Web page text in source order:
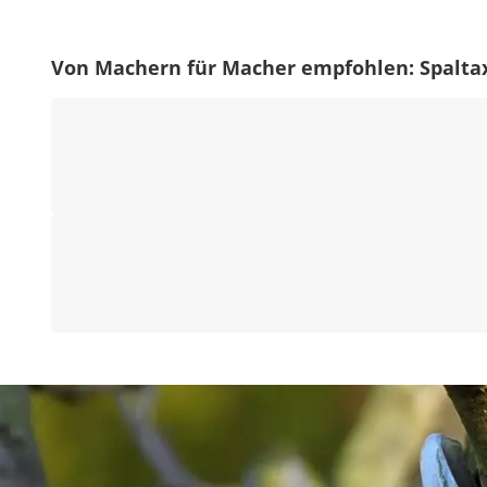
Von Machern für Macher empfohlen: